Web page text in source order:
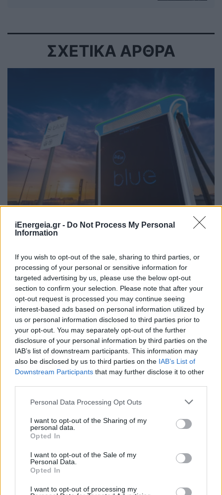
iEnergeia.gr - Do Not Process My Personal
Information
If you wish to opt-out of the sale, sharing to third parties, or
processing of your personal or sensitive information for
targeted advertising by us, please use the below opt-out
section to confirm your selection. Please note that after your
opt-out request is processed you may continue seeing
interest-based ads based on personal information utilized by
us or personal information disclosed to third parties prior to
your opt-out. You may separately opt-out of the further
disclosure of your personal information by third parties on the
IAB’s list of downstream participants. This information may
also be disclosed by us to third parties on the IAB’s List of
Downstream Participants that may further disclose it to other
Personal Data Processing Opt Outs
I want to opt-out of the Sharing of my
personal data.
Opted In
I want to opt-out of the Sale of my
Personal Data.
Opted In
I want to opt-out of processing my
ΣΧΕΤΙΚΑ ΑΡΘΡΑ
Πέντε χρόνια ΔΕΗ blue: Το μεγαλύτερο δίκτυο
δημόσιας φόρτισης στην Ελλάδα που
Ευρώπη
30/07/2026 - 12:33
ΝΕΕΣ ΤΕΧΝΟΛΟΓΙΕΣ
ηλεκτροκίνητων οχημάτων στην Κίνα για το
πρώτο εξάμηνο του 2026